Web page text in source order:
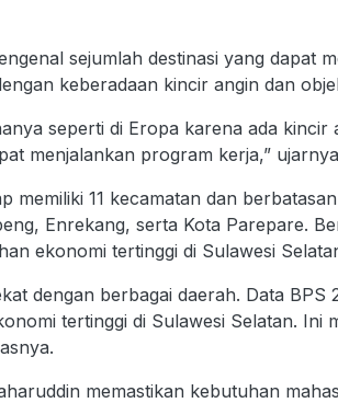
sejumlah destinasi yang dapat
keberadaan kincir angin dan
seperti di Eropa karena ada kincir
menjalankan program kerja,”
memiliki 11 kecamatan dan
Enrekang, serta Kota Parepare.
ekonomi tertinggi di Sulawesi
dengan berbagai daerah. Data BPS
tertinggi di Sulawesi Selatan. Ini
memastikan kebutuhan